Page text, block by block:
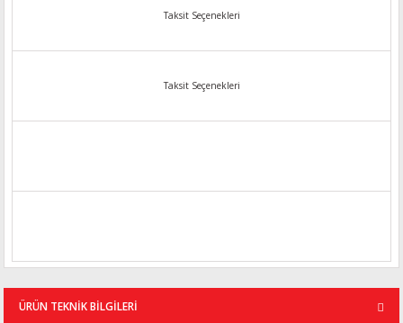
Taksit Seçenekleri
Taksit Seçenekleri
ÜRÜN TEKNİK BİLGİLERİ